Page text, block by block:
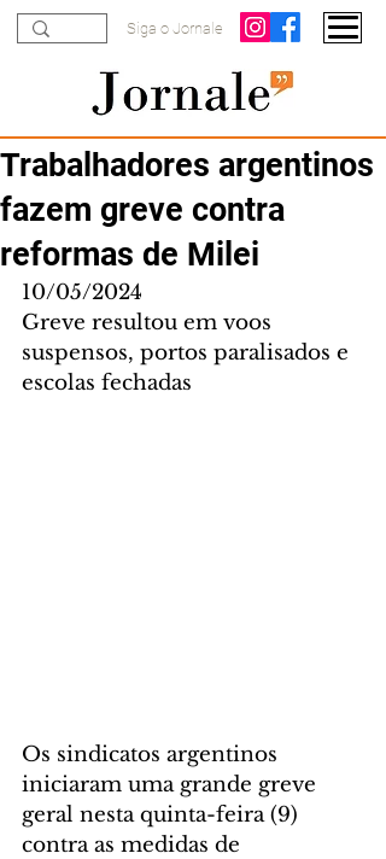
Siga o Jornale
Trabalhadores argentinos
fazem greve contra
reformas de Milei
10/05/2024
Greve resultou em voos
suspensos, portos paralisados e
escolas fechadas
Os sindicatos argentinos
iniciaram uma grande greve
geral nesta quinta-feira (9)
contra as medidas de